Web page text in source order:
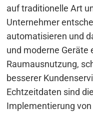
auf traditionelle Art
Unternehmer
automatisieren und
und moderne Geräte
Raumausnutzung,
besserer
Echtzeitdaten sind
Implementierung